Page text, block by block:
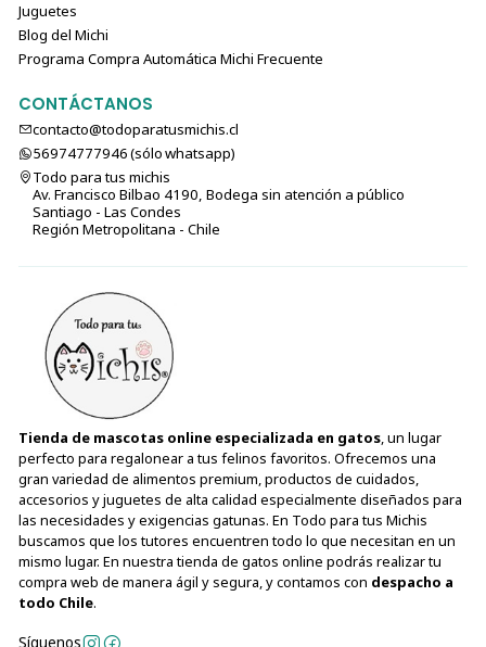
Juguetes
Blog del Michi
Programa Compra Automática Michi Frecuente
CONTÁCTANOS
contacto@todoparatusmichis.cl
56974777946 (sólo⁣⁣⁣⁣⁣​​​​​​​​​​​​​​​ whatsapp)
Todo para tus michis
Av. Francisco Bilbao 4190, Bodega sin atención a público
Santiago - Las Condes
Región Metropolitana - Chile
Tienda de mascotas online especializada en gatos, un lugar
perfecto para regalonear a tus felinos favoritos. Ofrecemos una
gran variedad de alimentos premium, productos de cuidados,
accesorios y juguetes de alta calidad especialmente diseñados para
las necesidades y exigencias gatunas. En Todo para tus Michis
buscamos que los tutores encuentren todo lo que necesitan en un
mismo lugar. En nuestra tienda de gatos online podrás realizar tu
compra web de manera ágil y segura, y contamos con despacho a
todo Chile.
Síguenos